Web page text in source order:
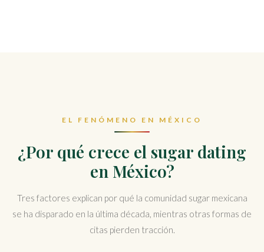
EL FENÓMENO EN MÉXICO
¿Por qué crece el sugar dating
en México?
Tres factores explican por qué la comunidad sugar mexicana
se ha disparado en la última década, mientras otras formas de
citas pierden tracción.